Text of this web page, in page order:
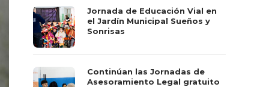
Jornada de Educación Vial en
el Jardín Municipal Sueños y
Sonrisas
Continúan las Jornadas de
Asesoramiento Legal gratuito